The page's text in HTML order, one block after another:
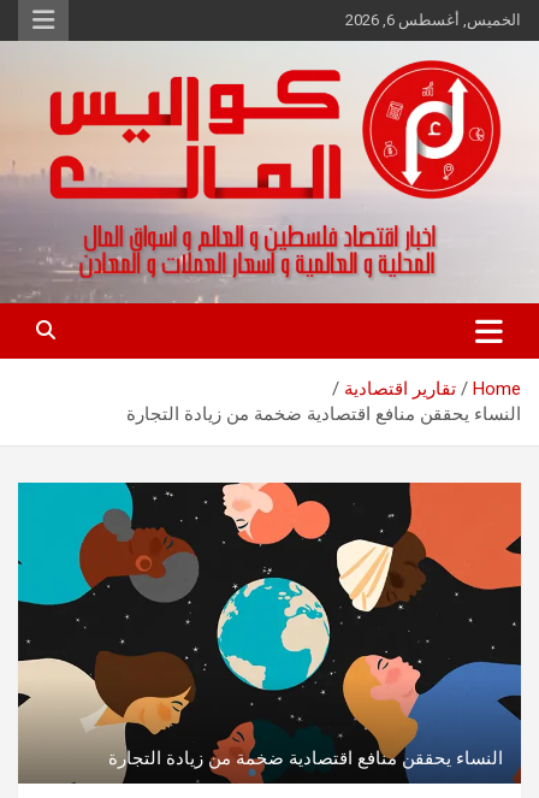
Skip
to
الخميس, أغسطس 6, 2026
كواليس المال
اخبار اقتصاد فلسطين و العالم و تقارير اسواق المال و العملات
Home
تقارير اقتصادية
النساء يحققن منافع اقتصادية ضخمة من زيادة التجارة
النساء يحققن منافع اقتصادية ضخمة من زيادة التجارة